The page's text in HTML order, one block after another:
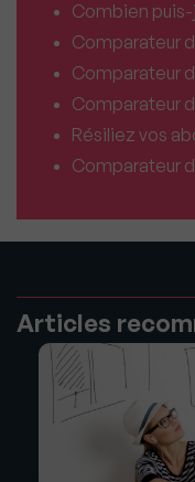
Combien
Comparateur
Comparateur
Comparateur
Résiliez vos
Comparateur
Articles